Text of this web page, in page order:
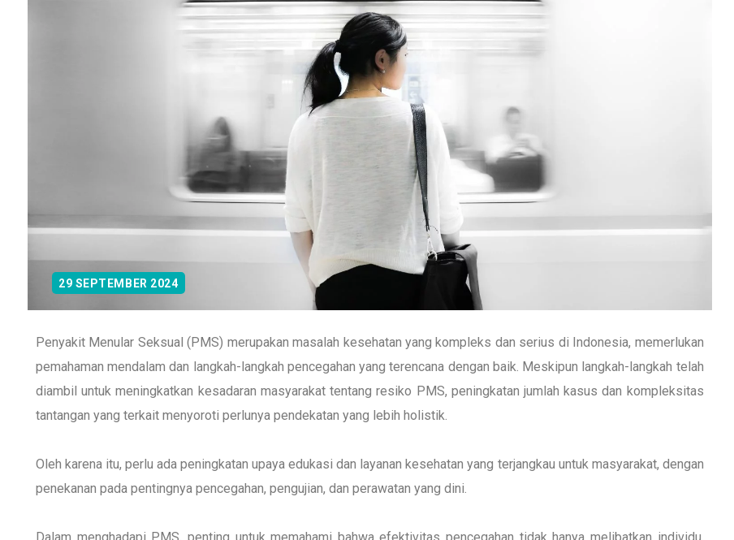
29 SEPTEMBER 2024
Penyakit Menular Seksual (PMS) merupakan masalah kesehatan yang kompleks dan serius di Indonesia, memerlukan
pemahaman mendalam dan langkah-langkah pencegahan yang terencana dengan baik. Meskipun langkah-langkah telah
diambil untuk meningkatkan kesadaran masyarakat tentang resiko PMS, peningkatan jumlah kasus dan kompleksitas
tantangan yang terkait menyoroti perlunya pendekatan yang lebih holistik.
Oleh karena itu, perlu ada peningkatan upaya edukasi dan layanan kesehatan yang terjangkau untuk masyarakat, dengan
penekanan pada pentingnya pencegahan, pengujian, dan perawatan yang dini.